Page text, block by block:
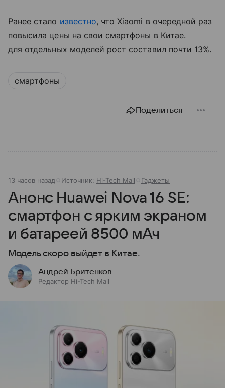
Ранее стало известно, что Xiaomi в очередной раз
повысила цены на свои смартфоны в Китае.
для отдельных моделей рост составил почти 13%.
смартфоны
Поделиться
13 часов назад Источник: Hi-Tech Mail Гаджеты
Анонс Huawei Nova 16 SE:
смартфон с ярким экраном
и батареей 8500 мАч
Модель скоро выйдет в Китае.
Андрей Бритенков
Редактор Hi-Tech Mail